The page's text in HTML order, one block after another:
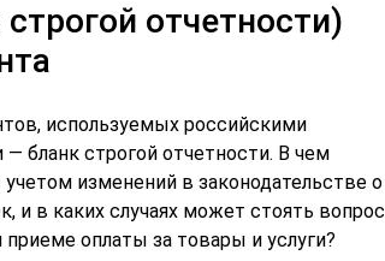
отчетности)
используемых российскими
бланк строгой отчетности. В чем
изменений в законодательстве о
и в каких случаях может стоять вопрос
оплаты за товары и услуги?